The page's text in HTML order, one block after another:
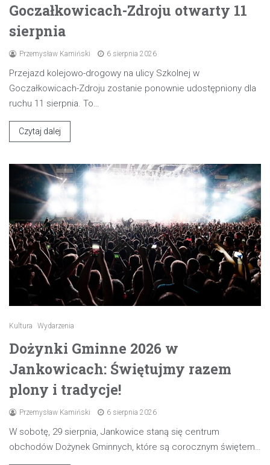
Goczałkowicach-Zdroju otwarty 11
sierpnia
Przemysław Kamiński 6 sierpnia 2026
Przejazd kolejowo-drogowy na ulicy Szkolnej w
Goczałkowicach-Zdroju zostanie ponownie udostępniony dla
ruchu 11 sierpnia. To…
Czytaj dalej
Kultura Wydarzenia
Dożynki Gminne 2026 w
Jankowicach: Świętujmy razem
plony i tradycje!
Przemysław Kamiński 6 sierpnia 2026
W sobotę, 29 sierpnia, Jankowice staną się centrum
obchodów Dożynek Gminnych, które są corocznym świętem…